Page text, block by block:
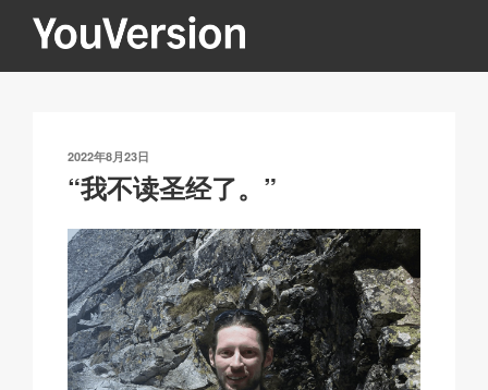
YOUVERSION
Seeking God every day.
发
布
2022年8月23日
“我不读圣经了。”